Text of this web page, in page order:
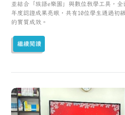
並結合「族語e樂園」與數位教學工具，
年度認證成果亮眼，共有10位學生通過初
的實質成效。
繼續閱讀